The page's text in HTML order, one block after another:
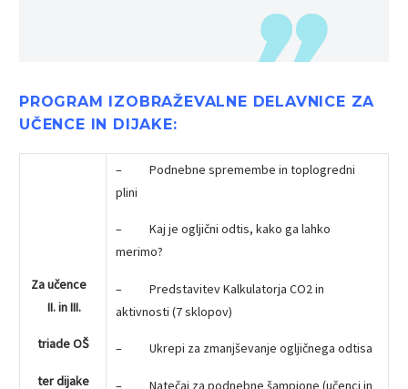
PROGRAM IZOBRAŽEVALNE DELAVNICE ZA
UČENCE IN DIJAKE:
Za učence
II. in III.
triade OŠ
ter dijake
– Podnebne spremembe in toplogredni
plini
– Kaj je ogljični odtis, kako ga lahko
merimo?
– Predstavitev Kalkulatorja CO2 in
aktivnosti (7 sklopov)
– Ukrepi za zmanjševanje ogljičnega odtisa
– Natečaj za podnebne šampione (učenci in